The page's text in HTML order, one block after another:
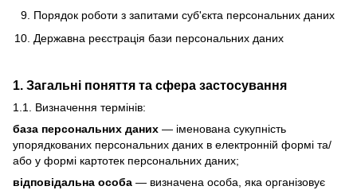
Порядок роботи з запитами суб'єкта персональних даних
Державна реєстрація бази персональних даних
1. Загальні поняття та сфера застосування
1.1. Визначення термінів:
база персональних даних — іменована сукупність
упорядкованих персональних даних в електронній формі та/
або у формі картотек персональних даних;
відповідальна особа — визначена особа, яка організовує